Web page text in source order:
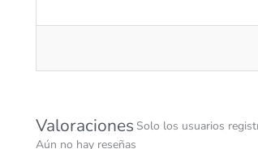
Valoraciones
Aún no hay reseñas
Solo los usuarios